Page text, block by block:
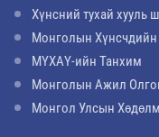
Хүнсний тухай хууль
Монголын
МҮХАҮ-ийн Танхим
Монголын Ажил
Монгол Улсын